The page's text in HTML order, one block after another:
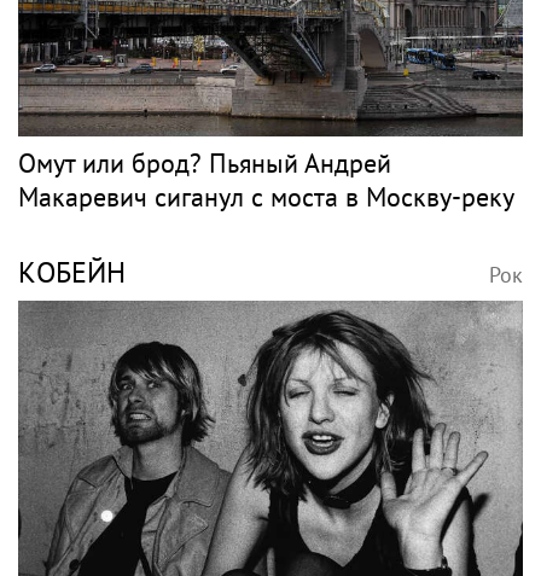
Омут или брод? Пьяный Андрей
Макаревич сиганул с моста в Москву-реку
КОБЕЙН Рок